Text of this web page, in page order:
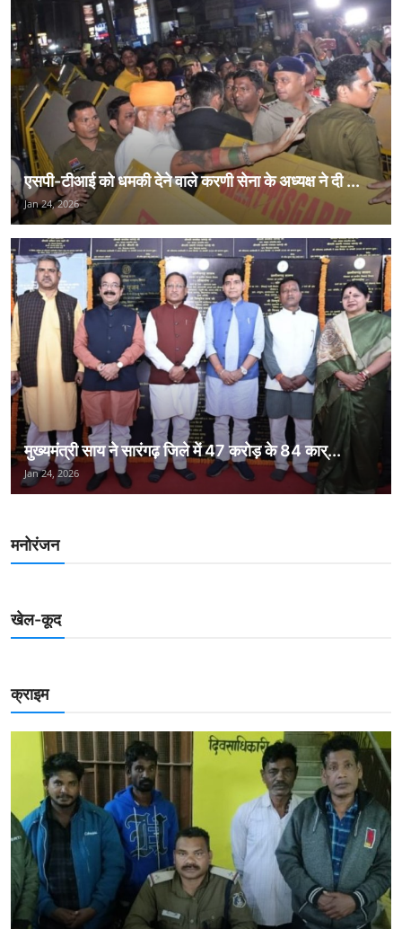
एसपी-टीआई को धमकी देने वाले करणी सेना के अध्यक्ष ने दी ...
Jan 24, 2026
मुख्यमंत्री साय ने सारंगढ़ जिले में 47 करोड़ के 84 कार्...
Jan 24, 2026
मनोरंजन
खेल-कूद
क्राइम